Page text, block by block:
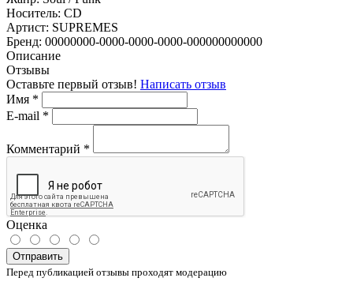
Носитель: CD
Артист: SUPREMES
Бренд: 00000000-0000-0000-0000-000000000000
Описание
Отзывы
Оставьте первый отзыв! Написать отзыв
Имя *
E-mail *
Комментарий *
Оценка
Отправить
Перед публикацией отзывы проходят модерацию